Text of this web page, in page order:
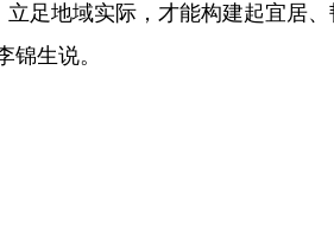
足地域实际，才能构建起宜居
锦生说。